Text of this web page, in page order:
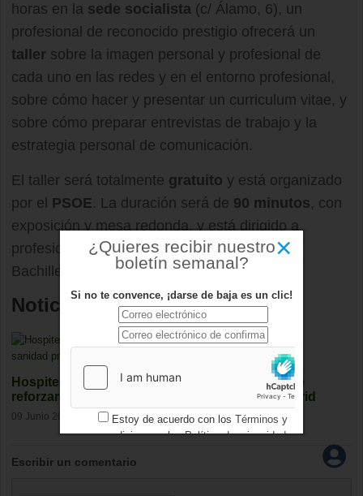
horas en la sede socialista (c/ Álamo, 6), un
profesional de reconocido prestigio ofrecerá un
taller sobre la imagen personal y profesional de
cada uno en las redes y en el entorno profesional,
sobre cómo hacer y presentar un curriculum vitae, y
sobre cómo preparar entrevistas de trabajo y la
estrategia personal de comunicación.
El taller será totalmente gratuito y está organizado
por el PSOE. La duración será de 90 minutos, con
exposición y mesa redonda, y está dirigido a
profesionales, universitarios y estudiantes de
Bachillerato.
Noticias relacionadas
Hospiten Madrid Boadilla, el nuevo hospital que
reforzará la sanidad privada en el oeste de Madrid
09 Junio 2026
Escribir un comentario
×
¿Quieres recibir nuestro
boletín semanal?
Si no te convence, ¡darse de baja es un clic!
Estoy de acuerdo con los Términos y
condicionesy losPolítica de privacidad